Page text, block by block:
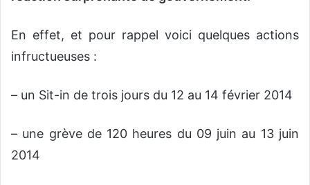
En effet, et pour rappel voici quelques actions
infructueuses :
– un Sit-in de trois jours du 12 au 14 février 2014
– une grève de 120 heures du 09 juin au 13 juin
2014